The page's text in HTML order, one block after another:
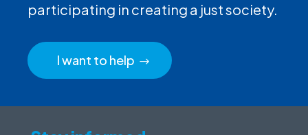
participating in creating a just society.
I want to help